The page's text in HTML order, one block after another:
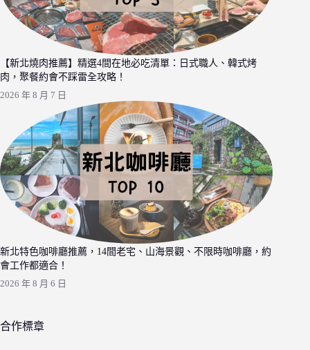
【新北燒肉推薦】精選4間在地必吃清單：日式職人、韓式烤
肉，聚餐約會不踩雷全攻略！
2026 年 8 月 7 日
新北特色咖啡廳推薦，14間老宅、山海景觀、不限時咖啡廳，約
會工作都適合！
2026 年 8 月 6 日
合作標章